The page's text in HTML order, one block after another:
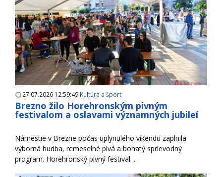
27.07.2026 12:59:49 Kultúra a šport
Brezno žilo Horehronským pivným
festivalom a oslavami významných jubileí
Námestie v Brezne počas uplynulého víkendu zaplnila
výborná hudba, remeselné pivá a bohatý sprievodný
program. Horehronský pivný festival ...